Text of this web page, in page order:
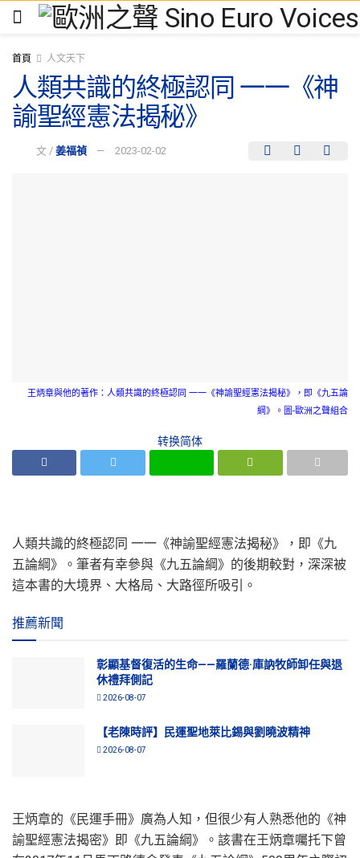
首頁 人文天下
人類共識的終極認同 一一《神
諭聖經憲法揭秘》
文 / 姜福禎 2023-02-02
王炳章與他的著作：人類共識的終極認同 一一《神諭聖經憲法揭秘》，即《九五論
綱》。圖-歐洲之聲組合
转换简体
人類共識的終極認同 一一《神諭聖經憲法揭秘》，即《九
五論綱》。筆者有幸參與《九五論綱》的後期較對，深深被
這本書的大境界、大格局、大路徑所吸引。
推薦新聞
彰顯基督復活的生命——羅蘭德·庫訥牧師卸任與退
休禮拜側記
2026-08-07
【老陳時評】民運聖地萊比錫與劉曉波精神
2026-08-07
王炳章的《民運手冊》廣為人知，但很少有人熟悉他的《神
諭聖經憲法揭密》即《九五論綱》。該書在王炳章囑托下曾